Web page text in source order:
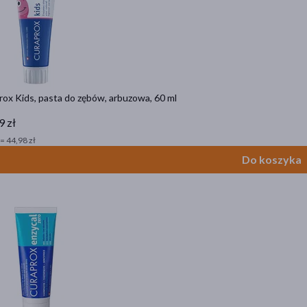
Kids, pasta do zębów, arbuzowa, 60 ml
zł
44,98 zł
Do koszyka